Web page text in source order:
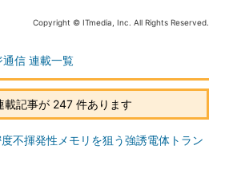
Copyright © ITmedia, Inc. All Rights Reserved.
信 連載一覧
載記事が 247 件あります
不揮発性メモリを狙う強誘電体トラン